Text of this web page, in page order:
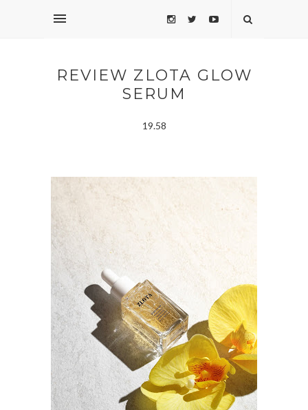
REVIEW ZLOTA GLOW
SERUM
19.58